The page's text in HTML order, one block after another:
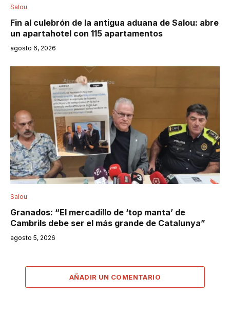
Salou
Fin al culebrón de la antigua aduana de Salou: abre
un apartahotel con 115 apartamentos
agosto 6, 2026
Salou
Granados: “El mercadillo de ‘top manta’ de
Cambrils debe ser el más grande de Catalunya”
agosto 5, 2026
AÑADIR UN COMENTARIO